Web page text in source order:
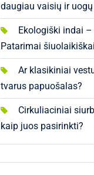
daugiau vaisių ir uogų
Ekologiški indai
Patarimai
Ar klasikiniai
tvarus papuošalas?
Cirkuliaciniai
kaip juos pasirinkti?